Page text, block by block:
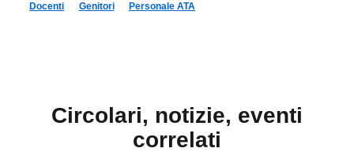
Docenti Genitori Personale ATA
Circolari, notizie, eventi
correlati